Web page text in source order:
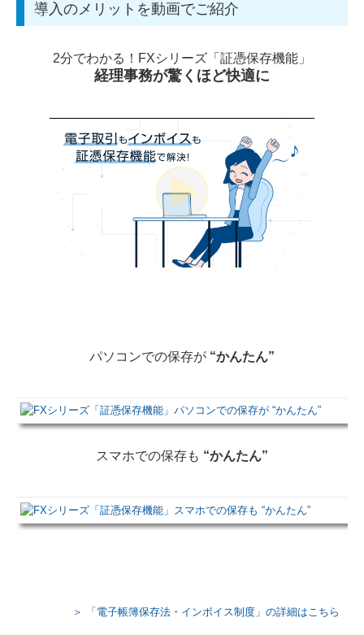
中小企業退職金共済制度
導入のメリットを動画でご紹介
2分でわかる！FXシリーズ「証憑保存機能」
経理事務が驚くほど快適に
パソコンでの保存が “かんたん”
スマホでの保存も “かんたん”
＞ 「電子帳簿保存法・インボイス制度」の詳細はこちら